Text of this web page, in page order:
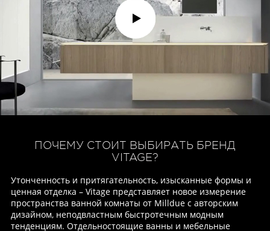
Утонченность и притягательность, изысканные формы и
ценная отделка – Vitage представляет новое измерение
пространства ванной комнаты от Milldue с авторским
дизайном, неподвластным быстротечным модным
тенденциям. Отдельностоящие ванны и мебельные
ПОЧЕМУ СТОИТ ВЫБИРАТЬ БРЕНД
VITAGE?